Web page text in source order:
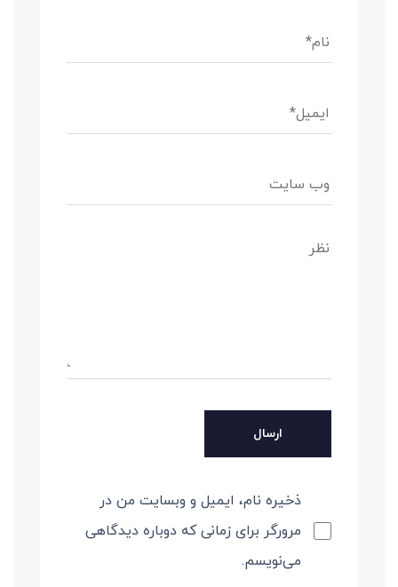
ذخیره نام، ایمیل و وبسایت من در
مرورگر برای زمانی که دوباره دیدگاهی
می‌نویسم.